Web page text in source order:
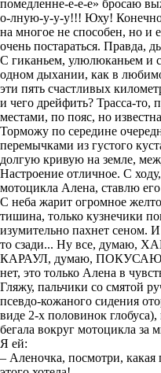
помедленне-е-е-е» бросаю
о-лную-у-у-у!!! Юху!
на многое не способен, но и
очень постараться. Правда,
С гиканьем, улюлюканьем и
одном дыхании, как в
эти пять счастливых
и чего дрейфить? Трасса-то,
местами, по пояс, но
Торможу по середине
перемычками из густого
долгую кривую на земле,
Настроение отличное. С ходу
мотоцикла Алена, ставлю
С неба жарит огромное
тишина, только кузнечики
изумительно пахнет сеном.
то сзади... Ну все, думаю,
КАРАУЛ, думаю,
нет, это только Алена в
Гляжу, пальчики со смятой
псевдо-кожаного сидения
виде 2-х половинок
бегала вокруг мотоцикла за
Я ей:
– Аленочка, посмотри, какая